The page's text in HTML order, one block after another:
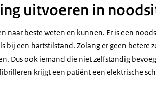
uitvoeren in
beste weten en kunnen. Er is een
bij een hartstilstand. Zolang er geen betere
Dus ook iemand die niet zelfstandig
krijgt een patiënt een elektrische